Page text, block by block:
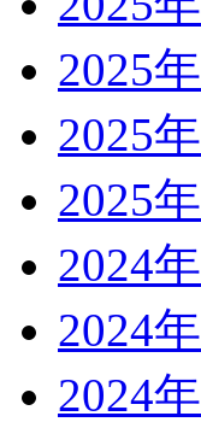
2025
2025
2025
2024
2024
2024